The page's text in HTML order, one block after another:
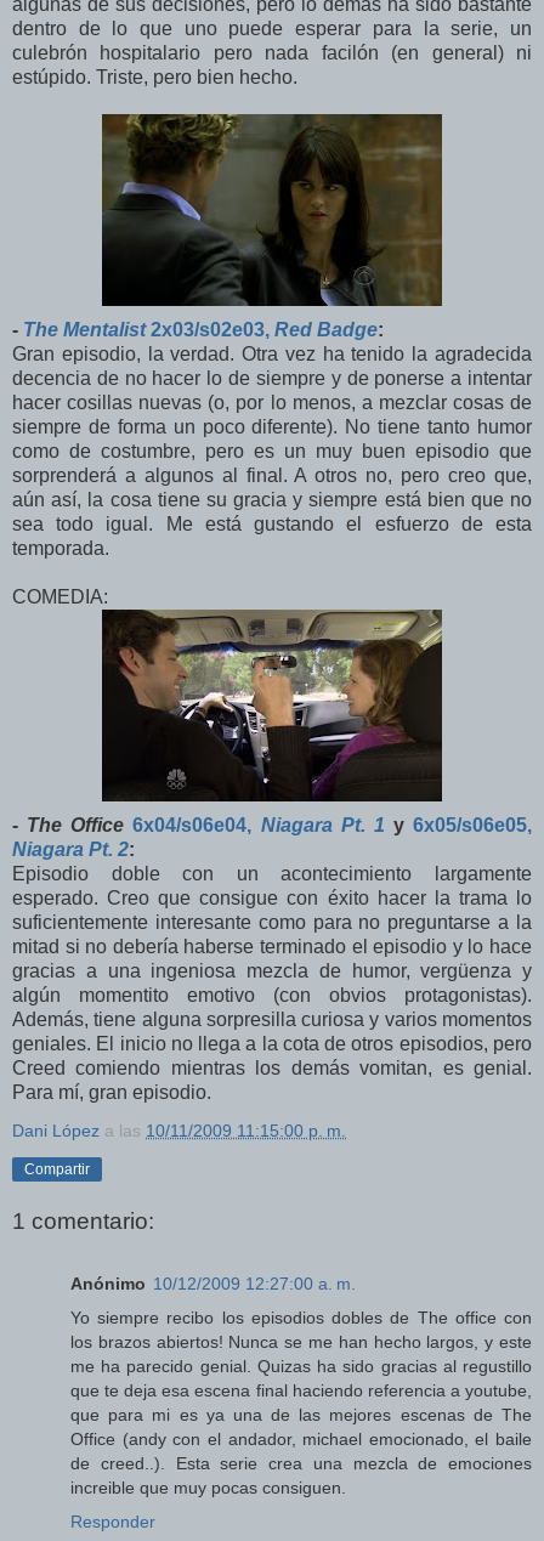
algunas de sus decisiones, pero lo demás ha sido bastante
dentro de lo que uno puede esperar para la serie, un
culebrón hospitalario pero nada facilón (en general) ni
estúpido. Triste, pero bien hecho.
- The Mentalist2x03/s02e03, Red Badge:
Gran episodio, la verdad. Otra vez ha tenido la agradecida
decencia de no hacer lo de siempre y de ponerse a intentar
hacer cosillas nuevas (o, por lo menos, a mezclar cosas de
siempre de forma un poco diferente). No tiene tanto humor
como de costumbre, pero es un muy buen episodio que
sorprenderá a algunos al final. A otros no, pero creo que,
aún así, la cosa tiene su gracia y siempre está bien que no
sea todo igual. Me está gustando el esfuerzo de esta
temporada.
COMEDIA:
- The Office 6x04/s06e04, Niagara Pt. 1 y 6x05/s06e05,
Niagara Pt. 2:
Episodio doble con un acontecimiento largamente
esperado. Creo que consigue con éxito hacer la trama lo
suficientemente interesante como para no preguntarse a la
mitad si no debería haberse terminado el episodio y lo hace
gracias a una ingeniosa mezcla de humor, vergüenza y
algún momentito emotivo (con obvios protagonistas).
Además, tiene alguna sorpresilla curiosa y varios momentos
geniales. El inicio no llega a la cota de otros episodios, pero
Creed comiendo mientras los demás vomitan, es genial.
Para mí, gran episodio.
Dani López a las 10/11/2009 11:15:00 p. m.
Compartir
1 comentario:
Anónimo 10/12/2009 12:27:00 a. m.
Yo siempre recibo los episodios dobles de The office con
los brazos abiertos! Nunca se me han hecho largos, y este
me ha parecido genial. Quizas ha sido gracias al regustillo
que te deja esa escena final haciendo referencia a youtube,
que para mi es ya una de las mejores escenas de The
Office (andy con el andador, michael emocionado, el baile
de creed..). Esta serie crea una mezcla de emociones
increible que muy pocas consiguen.
Responder